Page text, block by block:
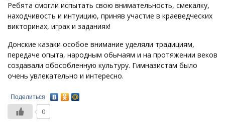
Ребята смогли испытать свою внимательность, смекалку,
находчивость и интуицию, приняв участие в краеведческих
викторинах, играх и заданиях!
Донские казаки особое внимание уделяли традициям,
передаче опыта, народным обычаям и на протяжении веков
создавали обособленную культуру. Гимназистам было
очень увлекательно и интересно.
Поделиться
0